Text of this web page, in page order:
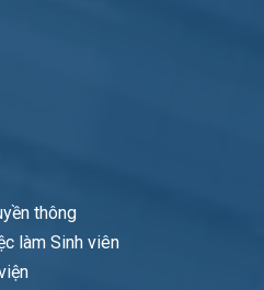
thông
làm Sinh viên